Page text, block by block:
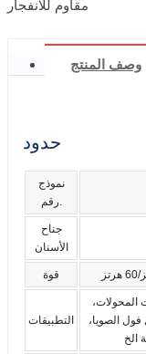
وصف المنتج
حدود
نموذج
جناح
الأسنان
قوة
التطبيقات
المحولات،
فول الصويا،